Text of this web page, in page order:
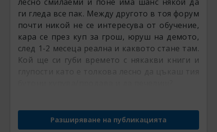
ги гледа все пак. Между другото в тоя форум
почти никой не се интересува от обучение,
кара се през куп за грош, юруш на демото,
след 1-2 месеца реална и каквото стане там.
Кой ще си губи времето с някакви книги и
Разширяване на публикацията